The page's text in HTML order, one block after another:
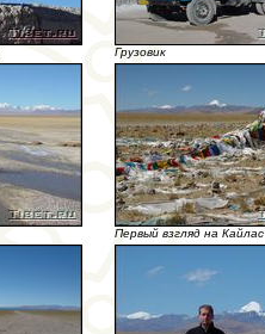
Грузовик
Первый взгляд на Кайлас